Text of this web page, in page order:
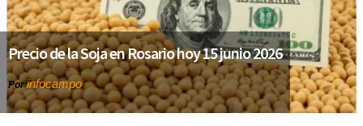
Precio de la Soja en Rosario hoy 15 junio 2026
Porinfocampo